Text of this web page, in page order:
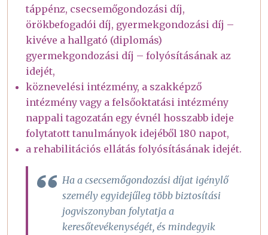
táppénz, csecsemőgondozási díj,
örökbefogadói díj, gyermekgondozási díj –
kivéve a hallgató (diplomás)
gyermekgondozási díj – folyósításának az
idejét,
köznevelési intézmény, a szakképző
intézmény vagy a felsőoktatási intézmény
nappali tagozatán egy évnél hosszabb ideje
folytatott tanulmányok idejéből 180 napot,
a rehabilitációs ellátás folyósításának idejét.
Ha a csecsemőgondozási díjat igénylő
személy egyidejűleg több biztosítási
jogviszonyban folytatja a
keresőtevékenységét, és mindegyik